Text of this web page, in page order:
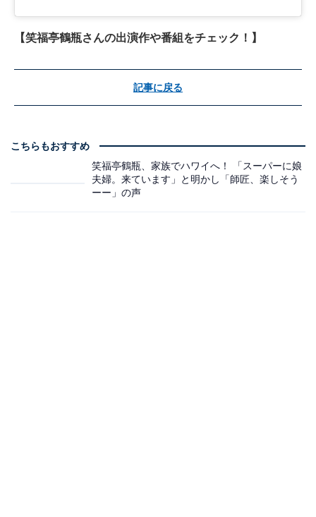
【笑福亭鶴瓶さんの出演作や番組をチェック！】
記事に戻る
こちらもおすすめ
笑福亭鶴瓶、家族でハワイへ！ 「スーパーに娘
夫婦。来ています」と明かし「師匠、楽しそう
ーー」の声